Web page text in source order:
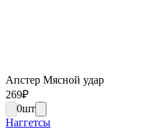
Апстер Мясной удар
269₽
0шт
Наггетсы